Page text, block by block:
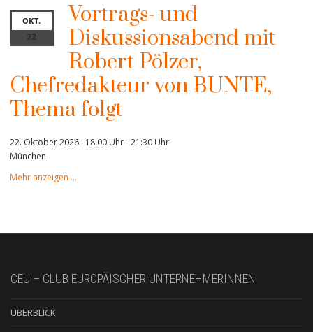
OKT.
22
Vortrags- und
Diskussionsabend mit
Robert Pölzer,
Chefredakteur von BUNTE,
Thema folgt
22. Oktober 2026 · 18:00 Uhr-21:30 Uhr
München
Mehr anzeigen …
CEU – CLUB EUROPÄISCHER UNTERNEHMERINNEN
ÜBERBLICK